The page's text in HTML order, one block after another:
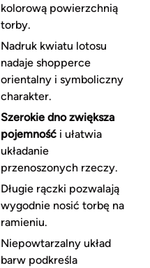
kolorową powierzchnią
torby.
Nadruk kwiatu lotosu
nadaje shopperce
orientalny i symboliczny
charakter.
Szerokie dno zwiększa
pojemnośći ułatwia
układanie
przenoszonych rzeczy.
Długie rączki pozwalają
wygodnie nosić torbę na
ramieniu.
Niepowtarzalny układ
barw podkreśla